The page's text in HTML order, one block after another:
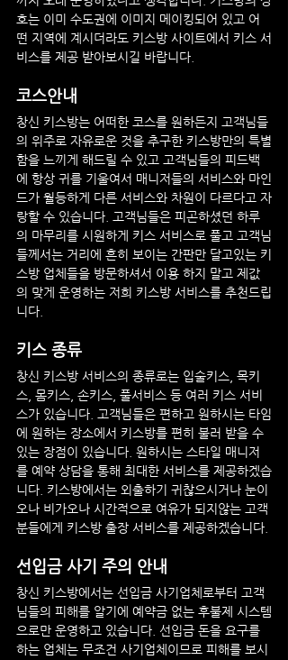
호는 이미 수도권에 이미지 메이킹되어 있고 어
떤 지역에 계시더라도 키스방 사이트에서 키스 서
비스를 제공 받아보시길 바랍니다.
코스안내
창신 키스방는 어떠한 코스를 원하든지 고객님들
의 위주로 자유로운 것을 추구한 키스방만의 특별
함을 느끼게 해드릴 수 있고 고객님들의 피드백
에 항상 귀를 기울여서 매니저들의 서비스와 마인
드가 월등하게 다른 서비스와 차원이 다르다고 자
랑할 수 있습니다. 고객님들은 피곤하셨던 하루
의 마무리를 시원하게 키스 서비스로 풀고 고객님
들께서는 거리에 흔히 보이는 간판만 달고있는 키
스방 업체들을 방문하셔서 이용 하지 말고 제값
의 맞게 운영하는 저희 키스방 서비스를 추천드립
니다.
키스 종류
창신 키스방 서비스의 종류로는 입술키스, 목키
스, 몸키스, 손키스, 풀서비스 등 여러 키스 서비
스가 있습니다. 고객님들은 편하고 원하시는 타임
에 원하는 장소에서 키스방를 편히 불러 받을 수
있는 장점이 있습니다. 원하시는 스타일 매니저
를 예약 상담을 통해 최대한 서비스를 제공하겠습
니다. 키스방에서는 외출하기 귀찮으시거나 눈이
오나 비가오나 시간적으로 여유가 되지않는 고객
분들에게 키스방 출장 서비스를 제공하겠습니다.
선입금 사기 주의 안내
창신 키스방에서는 선입금 사기업체로부터 고객
님들의 피해를 알기에 예약금 없는 후불제 시스템
으로만 운영하고 있습니다. 선입금 돈을 요구를
하는 업체는 무조건 사기업체이므로 피해를 보시